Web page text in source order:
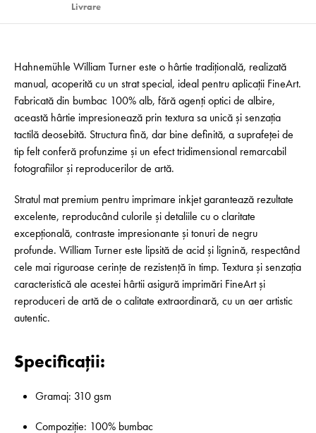
Livrare
Hahnemühle William Turner este o hârtie tradițională, realizată
manual, acoperită cu un strat special, ideal pentru aplicații FineArt.
Fabricată din bumbac 100% alb, fără agenți optici de albire,
această hârtie impresionează prin textura sa unică și senzația
tactilă deosebită. Structura fină, dar bine definită, a suprafeței de
tip felt conferă profunzime și un efect tridimensional remarcabil
fotografiilor și reproducerilor de artă.
Stratul mat premium pentru imprimare inkjet garantează rezultate
excelente, reproducând culorile și detaliile cu o claritate
excepțională, contraste impresionante și tonuri de negru
profunde. William Turner este lipsită de acid și lignină, respectând
cele mai riguroase cerințe de rezistență în timp. Textura și senzația
caracteristică ale acestei hârtii asigură imprimări FineArt și
reproduceri de artă de o calitate extraordinară, cu un aer artistic
autentic.
Specificații:
Gramaj: 310 gsm
Compoziție: 100% bumbac